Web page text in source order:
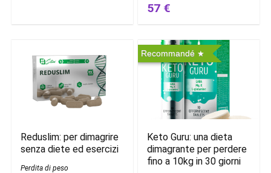
57 €
Reduslim: per dimagrire
senza diete ed esercizi
Perdita di peso
Recommandé
Keto Guru: una dieta
dimagrante per perdere
fino a 10kg in 30 giorni